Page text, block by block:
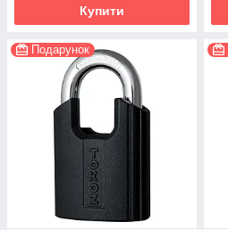
Купити
Подарунок